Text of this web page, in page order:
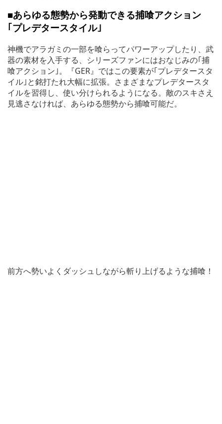
■あらゆる態勢から発動できる捕喰アクション
｢プレデタースタイル｣
神機でアラガミの一部を喰らってパワーアップしたり、武
器の素材を入手する、シリーズファンにはおなじみの｢捕
喰アクション｣。『GER』ではこの要素が｢プレデタースタ
イル｣と銘打たれ大幅に拡張。さまざまなプレデタースタ
イルを習得し、使い分けられるようになる。敵のスキさえ
見逃さなければ、あらゆる態勢から捕喰可能だ。
前方へ勢いよくダッシュしながら斬り上げるような捕喰！